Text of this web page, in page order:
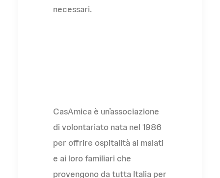
necessari.
CasAmica è un’associazione
di volontariato nata nel 1986
per offrire ospitalità ai malati
e ai loro familiari che
provengono da tutta Italia per